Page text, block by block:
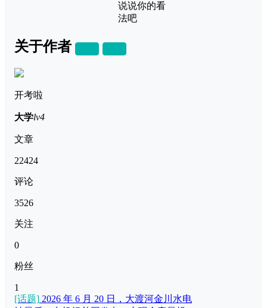
说说你的看
法吧
关于作者
开考啦
大学lv4
文章
22424
评论
3526
关注
0
粉丝
1
[话题] 2026 年 6 月 20 日，大渡河金川水电